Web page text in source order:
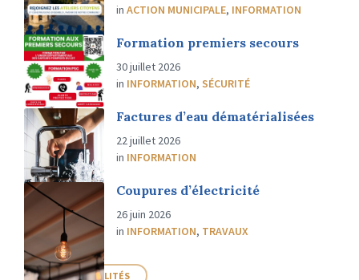
in ACTION MUNICIPALE, INFORMATION
Formation premiers secours
30 juillet 2026
in INFORMATION, SÉCURITÉ
Factures d’eau dématérialisées
22 juillet 2026
in INFORMATION
Coupures d’électricité
26 juin 2026
in INFORMATION, TRAVAUX
PLUS D'ACTUALITÉS